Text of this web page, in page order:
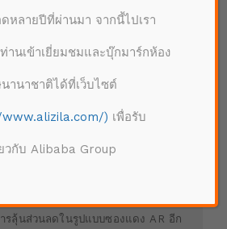
แบรนด์ ตัวเลขโลจิสติกส์ออเดอร์
11.11 ทีมอลล์ โกลบอลคัดเลือกแบรนด์
รนด์นำเข้าจากต่างประเทศและประกาศ
เทศภูมิภาค
ของอาลีบาบา โดยมีโปรโมชั่
รลุ้นส่วนลดในรูปแบบซองแดง AR อีก
หลายปีที่ผ่านมา จากนี้ไปเรา
านเข้าเยี่ยมชมและบุ๊กมาร์กห้อง
านาชาติได้ที่เว็บไซต์
) เพื่อรับ
วกับ Alibaba Group